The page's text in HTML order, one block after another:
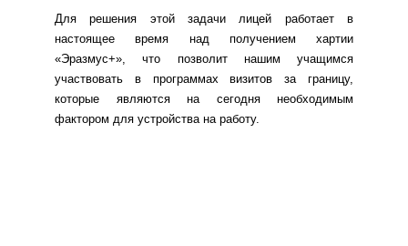
Для решения этой задачи лицей работает в
настоящее время над получением хартии
«Эразмус+», что позволит нашим учащимся
участвовать в программах визитов за границу,
которые являются на сегодня необходимым
фактором для устройства на работу.